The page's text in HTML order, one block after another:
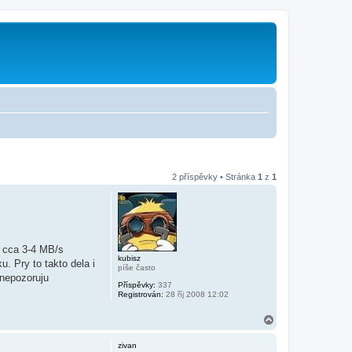
2 příspěvky • Stránka 1 z 1
kubisz
píše často
Příspěvky: 337
Registrován: 28 říj 2008 12:02
3-4 MB/s
Pry to takto dela i
zivan